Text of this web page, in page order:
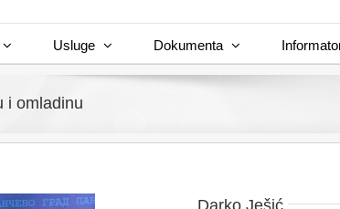
Usluge Dokumenta
i omladinu
Darko Ješić